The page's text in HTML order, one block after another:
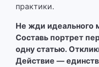
практики.
Не жди идеального
Составь портрет
одну статью.
Действие —